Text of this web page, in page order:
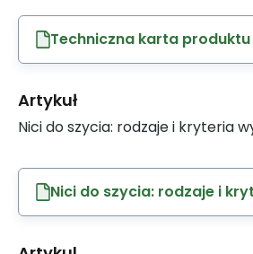
Techniczna karta produktu
Artykuł
Nici do szycia: rodzaje i kryteria
Nici do szycia: rodzaje i